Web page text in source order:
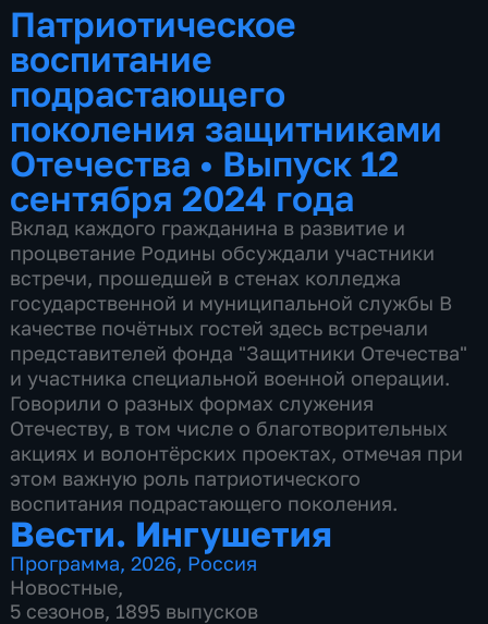
Патриотическое
воспитание
подрастающего
поколения защитниками
Отечества • Выпуск 12
сентября 2024 года
Вклад каждого гражданина в развитие и
процветание Родины обсуждали участники
встречи, прошедшей в стенах колледжа
государственной и муниципальной службы В
качестве почётных гостей здесь встречали
представителей фонда "Защитники Отечества"
и участника специальной военной операции.
Говорили о разных формах служения
Отечеству, в том числе о благотворительных
акциях и волонтёрских проектах, отмечая при
этом важную роль патриотического
воспитания подрастающего поколения.
Вести. Ингушетия
Программа,2026, Россия
Новостные,
5 сезонов, 1895 выпусков